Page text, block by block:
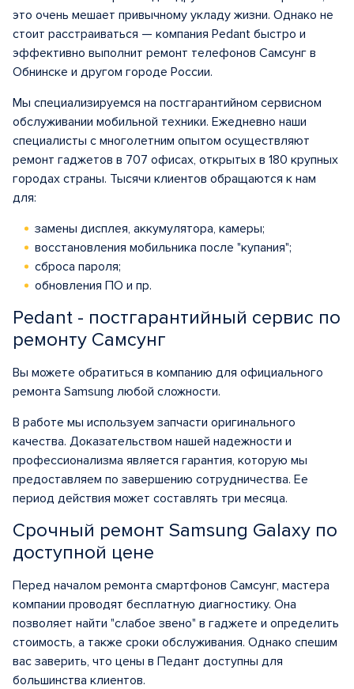
это очень мешает привычному укладу жизни. Однако не
стоит расстраиваться — компания Pedant быстро и
эффективно выполнит ремонт телефонов Самсунг в
Обнинске и другом городе России.
Мы специализируемся на постгарантийном сервисном
обслуживании мобильной техники. Ежедневно наши
специалисты с многолетним опытом осуществляют
ремонт гаджетов в 707 офисах, открытых в 180 крупных
городах страны. Тысячи клиентов обращаются к нам
для:
замены дисплея, аккумулятора, камеры;
восстановления мобильника после "купания";
сброса пароля;
обновления ПО и пр.
Pedant - постгарантийный сервис по
ремонту Самсунг
Вы можете обратиться в компанию для официального
ремонта Samsung любой сложности.
В работе мы используем запчасти оригинального
качества. Доказательством нашей надежности и
профессионализма является гарантия, которую мы
предоставляем по завершению сотрудничества. Ее
период действия может составлять три месяца.
Срочный ремонт Samsung Galaxy по
доступной цене
Перед началом ремонта смартфонов Самсунг, мастера
компании проводят бесплатную диагностику. Она
позволяет найти "слабое звено" в гаджете и определить
стоимость, а также сроки обслуживания. Однако спешим
вас заверить, что цены в Педант доступны для
большинства клиентов.